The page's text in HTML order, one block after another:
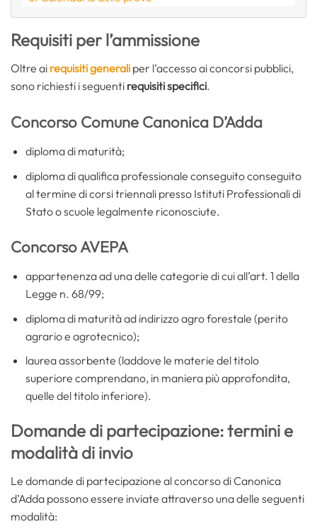
Requisiti per l’ammissione
Oltre ai requisiti generali per l’accesso ai concorsi pubblici,
sono richiesti i seguenti requisiti specifici.
Concorso Comune Canonica D’Adda
diploma di maturità;
diploma di qualifica professionale conseguito conseguito
al termine di corsi triennali presso Istituti Professionali di
Stato o scuole legalmente riconosciute.
Concorso AVEPA
appartenenza ad una delle categorie di cui all’art. 1 della
Legge n. 68/99;
diploma di maturità ad indirizzo agro forestale (perito
agrario e agrotecnico);
laurea assorbente (laddove le materie del titolo
superiore comprendano, in maniera più approfondita,
quelle del titolo inferiore).
Domande di partecipazione: termini e
modalità di invio
Le domande di partecipazione al concorso di Canonica
d’Adda possono essere inviate attraverso una delle seguenti
modalità: